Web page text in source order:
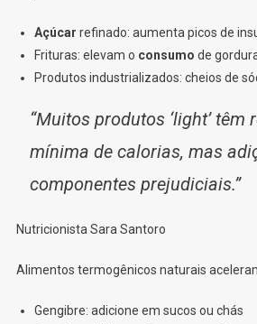
Açúcar refinado: aumenta picos de
Frituras: elevam o consumo de
Produtos industrializados: cheios de
“Muitos produtos ‘light’ têm
mínima de calorias, mas
componentes prejudiciais.”
Nutricionista Sara Santoro
Alimentos termogênicos naturais
Gengibre: adicione em sucos ou chás